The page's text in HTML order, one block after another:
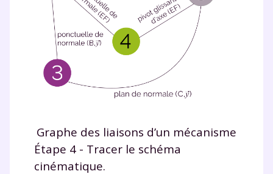
Graphe des liaisons d’un mécanisme
Étape 4 - Tracer le schéma
cinématique.
Fiches de cours et vidéos,exercices
corrigés,podcasts de révisions
Unespace dédié aux parents
suivre les progrès
Tout le programme scolaire du CP à
la Terminale
Des profs expérimentés disponibles